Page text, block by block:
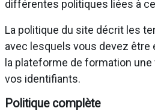
différentes politiques liées à
La politique du site décrit les
avec lesquels vous devez être
la plateforme de formation
vos identifiants.
Politique complète